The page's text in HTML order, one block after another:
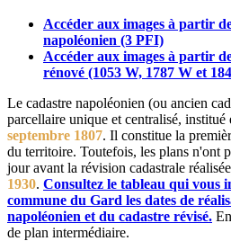
Accéder aux images à partir
napoléonien (3 PFI)
Accéder aux images à partir
rénové (1053 W, 1787 W et
Le cadastre napoléonien (ou ancien
parcellaire unique et centralisé, institué
septembre 1807. Il constitue la
du territoire. Toutefois, les plans n'ont
jour avant la révision cadastrale
1930. Consultez le tableau qui vous
commune du Gard les dates de
napoléonien et du cadastre révisé.
de plan intermédiaire.